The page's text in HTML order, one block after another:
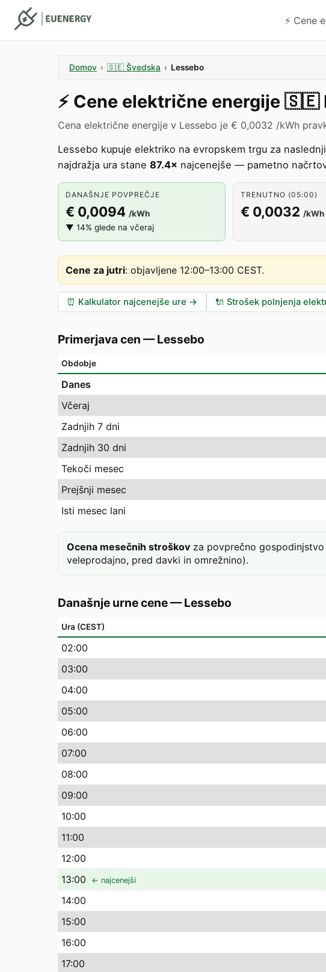
⚡️ Cene
Domov › 🇸🇪 Švedska › Lessebo
⚡️ Cene električne energije 🇸🇪
Cena električne energije v Lessebo je € 0,0032 /kWh
Lessebo kupuje elektriko na evropskem trgu za
najdražja ura stane 87.4× najcenejše — pametno
DANAŠNJE POVPREČJE
€ 0,0094 /kWh
▼ 14% glede na včeraj
TRENUTNO (05:00)
€ 0,0032 /kWh
Cene za jutri: objavljene 12:00–13:00 CEST.
⏰ Kalkulator najcenejše ure → 🔌 Strošek polnjenja
Primerjava cen —Lessebo
Obdobje
Danes
Včeraj
Zadnjih 7 dni
Zadnjih 30 dni
Tekoči mesec
Prejšnji mesec
Isti mesec lani
Ocena mesečnih stroškov za povprečno
veleprodajno, pred davki in omrežnino).
Današnje urne cene—Lessebo
Ura (CEST)
02:00
03:00
04:00
05:00
06:00
07:00
08:00
09:00
10:00
11:00
12:00
13:00 ← najcenejši
14:00
15:00
16:00
17:00